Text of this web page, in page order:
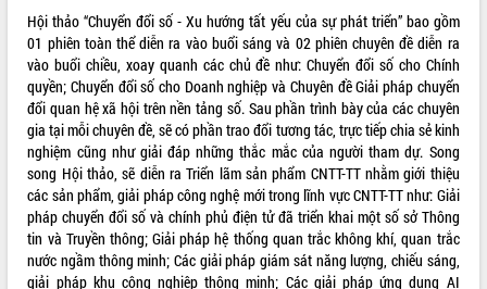
VIDEO
Hội thảo “Chuyển đổi số - Xu hướng tất yếu của sự phát triển” bao gồm
01 phiên toàn thể diễn ra vào buổi sáng và 02 phiên chuyên đề diễn ra
vào buổi chiều, xoay quanh các chủ đề như: Chuyển đổi số cho Chính
quyền; Chuyển đổi số cho Doanh nghiệp và Chuyên đề Giải pháp chuyển
đổi quan hệ xã hội trên nền tảng số. Sau phần trình bày của các chuyên
gia tại mỗi chuyên đề, sẽ có phần trao đổi tương tác, trực tiếp chia sẻ kinh
nghiệm cũng như giải đáp những thắc mắc của người tham dự. Song
song Hội thảo, sẽ diễn ra Triển lãm sản phẩm CNTT-TT nhằm giới thiệu
các sản phẩm, giải pháp công nghệ mới trong lĩnh vực CNTT-TT như: Giải
pháp chuyển đổi số và chính phủ điện tử đã triển khai một số sở Thông
tin và Truyền thông; Giải pháp hệ thống quan trắc không khí, quan trắc
nước ngầm thông minh; Các giải pháp giám sát năng lượng, chiếu sáng,
giải pháp khu công nghiệp thông minh; Các giải pháp ứng dụng AI